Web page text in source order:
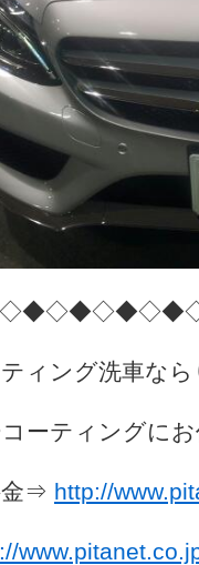
ィング洗車な
ーティングに
金⇒ http://